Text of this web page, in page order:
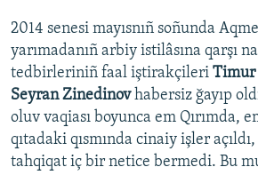
2014 senesi mayısnıñ soñunda
yarımadanıñ arbiy istilâsına qarşı
tedbirleriniñ faal iştirakçileri Timur
Seyran Zinedinovhabersiz ğayıp
oluv vaqiası boyunca em Qırımda,
qıtadaki qısmında cinaiy işler
tahqiqat iç bir netice bermedi. Bu